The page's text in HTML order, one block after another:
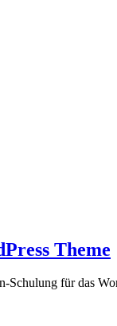
Theme
für das